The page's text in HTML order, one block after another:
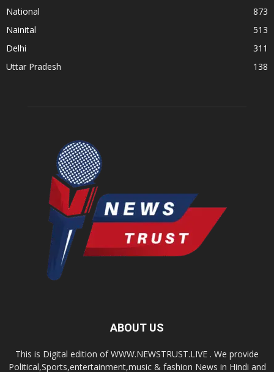
National
873
Nainital
513
Delhi
311
Uttar Pradesh
138
ABOUT US
This is Digital edition of WWW.NEWSTRUST.LIVE . We provide
Political,Sports,entertainment,music & fashion News in Hindi and